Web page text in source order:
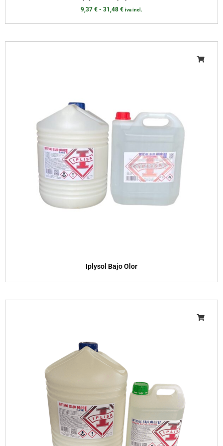
9,37 € - 31,48 € iva incl.
Iplysol Bajo Olor